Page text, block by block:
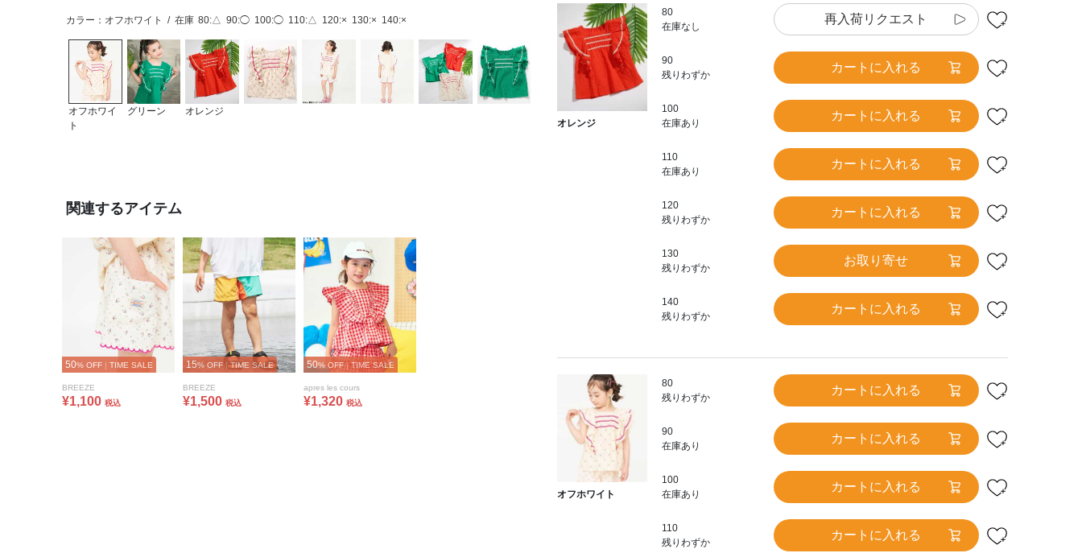
カラー：オフホワイト / 在庫 80:△ 90:◯ 100:◯ 110:△ 120:× 130:× 140:×
オフホワイ
ト
グリーン オレンジ
関連するアイテム
50% OFF | TIME SALE
BREEZE
¥1,100 税込
15% OFF | TIME SALE
BREEZE
¥1,500 税込
50% OFF | TIME SALE
apres les cours
¥1,320 税込
オレンジ
80
在庫なし
再入荷リクエスト
90
残りわずか
カートに入れる
100
在庫あり
カートに入れる
110
在庫あり
カートに入れる
120
残りわずか
カートに入れる
130
残りわずか
お取り寄せ
140
残りわずか
カートに入れる
オフホワイト
80
残りわずか
カートに入れる
90
在庫あり
カートに入れる
100
在庫あり
カートに入れる
110
残りわずか
カートに入れる